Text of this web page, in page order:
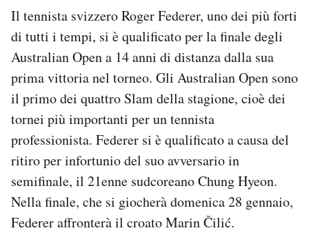
SHOP
CALENDARIO
AREA PERSONALE
Area Personale
Newsletter
Notifiche mobile
Regala il Post
Hai bisogno di aiuto?
Il tennista svizzero Roger Federer, uno dei più forti
di tutti i tempi, si è qualificato per la finale degli
Australian Open a 14 anni di distanza dalla sua
prima vittoria nel torneo. Gli Australian Open sono
il primo dei quattro Slam della stagione, cioè dei
tornei più importanti per un tennista
professionista. Federer si è qualificato a causa del
ritiro per infortunio del suo avversario in
semifinale, il 21enne sudcoreano Chung Hyeon.
Nella finale, che si giocherà domenica 28 gennaio,
Federer affronterà il croato Marin Čilić.